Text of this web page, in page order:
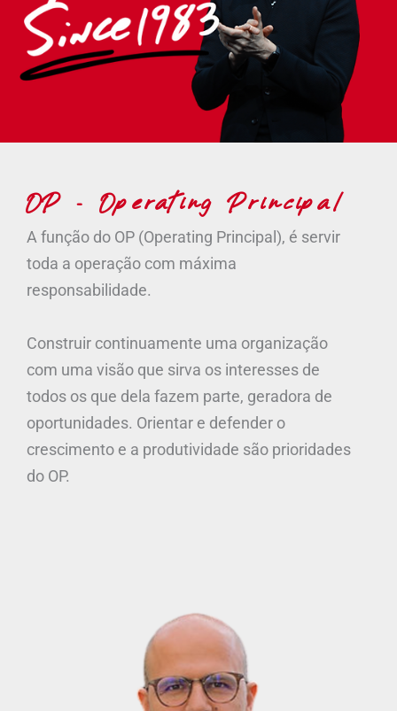
OP - Operating Principal
A função do OP (Operating Principal), é servir
toda a operação com máxima
responsabilidade.
Construir continuamente uma organização
com uma visão que sirva os interesses de
todos os que dela fazem parte, geradora de
oportunidades. Orientar e defender o
crescimento e a produtividade são prioridades
do OP.